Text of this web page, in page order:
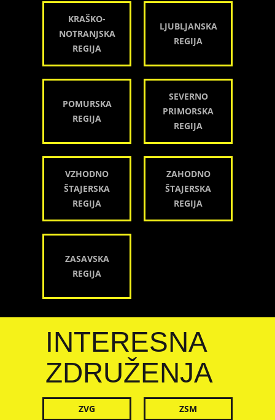
KRAŠKO-
NOTRANJSKA
REGIJA
LJUBLJANSKA
REGIJA
POMURSKA
REGIJA
SEVERNO
PRIMORSKA
REGIJA
VZHODNO
ŠTAJERSKA
REGIJA
ZAHODNO
ŠTAJERSKA
REGIJA
ZASAVSKA
REGIJA
INTERESNA
ZDRUŽENJA
ZVG ZSM